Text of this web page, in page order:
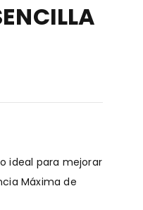
ideal para mejorar
Máxima de